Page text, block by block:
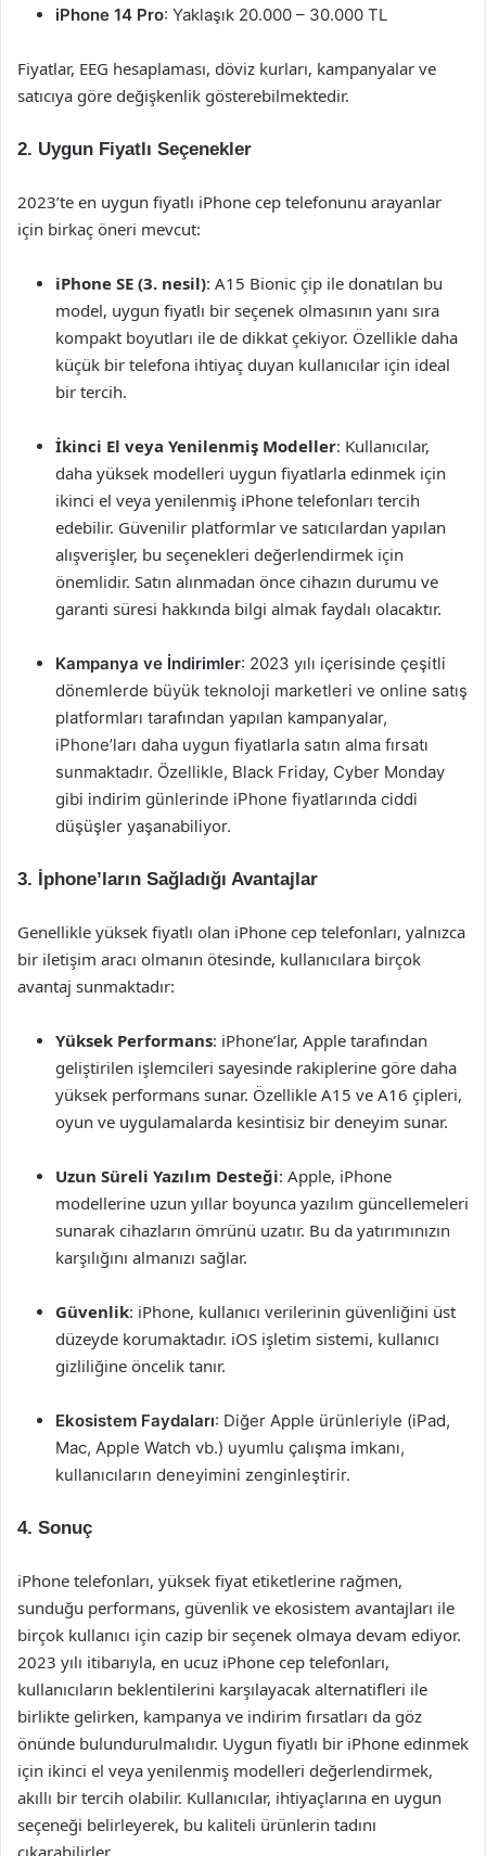
iPhone 14 Pro: Yaklaşık 20.000 – 30.000 TL
Fiyatlar, EEG hesaplaması, döviz kurları, kampanyalar ve
satıcıya göre değişkenlik gösterebilmektedir.
2. Uygun Fiyatlı Seçenekler
2023’te en uygun fiyatlı iPhone cep telefonunu arayanlar
için birkaç öneri mevcut:
iPhone SE (3. nesil): A15 Bionic çip ile donatılan bu
model, uygun fiyatlı bir seçenek olmasının yanı sıra
kompakt boyutları ile de dikkat çekiyor. Özellikle daha
küçük bir telefona ihtiyaç duyan kullanıcılar için ideal
bir tercih.
İkinci El veya Yenilenmiş Modeller: Kullanıcılar,
daha yüksek modelleri uygun fiyatlarla edinmek için
ikinci el veya yenilenmiş iPhone telefonları tercih
edebilir. Güvenilir platformlar ve satıcılardan yapılan
alışverişler, bu seçenekleri değerlendirmek için
önemlidir. Satın alınmadan önce cihazın durumu ve
garanti süresi hakkında bilgi almak faydalı olacaktır.
Kampanya ve İndirimler: 2023 yılı içerisinde çeşitli
dönemlerde büyük teknoloji marketleri ve online satış
platformları tarafından yapılan kampanyalar,
iPhone’ları daha uygun fiyatlarla satın alma fırsatı
sunmaktadır. Özellikle, Black Friday, Cyber Monday
gibi indirim günlerinde iPhone fiyatlarında ciddi
düşüşler yaşanabiliyor.
3. İphone’ların Sağladığı Avantajlar
Genellikle yüksek fiyatlı olan iPhone cep telefonları, yalnızca
bir iletişim aracı olmanın ötesinde, kullanıcılara birçok
avantaj sunmaktadır:
Yüksek Performans: iPhone’lar, Apple tarafından
geliştirilen işlemcileri sayesinde rakiplerine göre daha
yüksek performans sunar. Özellikle A15 ve A16 çipleri,
oyun ve uygulamalarda kesintisiz bir deneyim sunar.
Uzun Süreli Yazılım Desteği: Apple, iPhone
modellerine uzun yıllar boyunca yazılım güncellemeleri
sunarak cihazların ömrünü uzatır. Bu da yatırımınızın
karşılığını almanızı sağlar.
Güvenlik: iPhone, kullanıcı verilerinin güvenliğini üst
düzeyde korumaktadır. iOS işletim sistemi, kullanıcı
gizliliğine öncelik tanır.
Ekosistem Faydaları: Diğer Apple ürünleriyle (iPad,
Mac, Apple Watch vb.) uyumlu çalışma imkanı,
kullanıcıların deneyimini zenginleştirir.
4. Sonuç
iPhone telefonları, yüksek fiyat etiketlerine rağmen,
sunduğu performans, güvenlik ve ekosistem avantajları ile
birçok kullanıcı için cazip bir seçenek olmaya devam ediyor.
2023 yılı itibarıyla, en ucuz iPhone cep telefonları,
kullanıcıların beklentilerini karşılayacak alternatifleri ile
birlikte gelirken, kampanya ve indirim fırsatları da göz
önünde bulundurulmalıdır. Uygun fiyatlı bir iPhone edinmek
için ikinci el veya yenilenmiş modelleri değerlendirmek,
akıllı bir tercih olabilir. Kullanıcılar, ihtiyaçlarına en uygun
seçeneği belirleyerek, bu kaliteli ürünlerin tadını
çıkarabilirler.